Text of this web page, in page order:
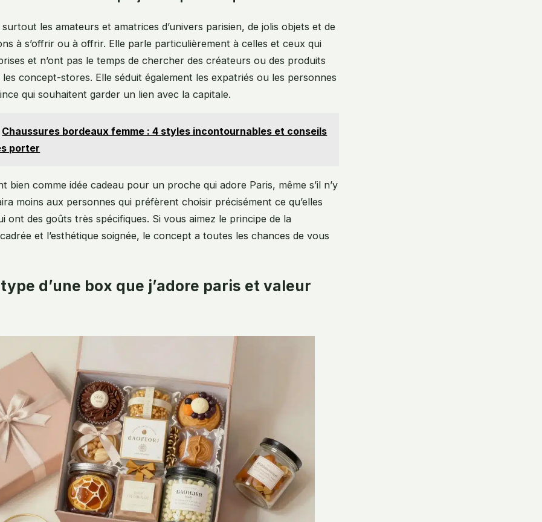
les amateurs et amatrices d’univers parisien, de jolis objets et de
à s’offrir ou à offrir. Elle parle particulièrement à celles et ceux qui
et n’ont pas le temps de chercher des créateurs ou des produits
concept-stores. Elle séduit également les expatriés ou les personnes
qui souhaitent garder un lien avec la capitale.
Chaussures bordeaux femme : 4 styles incontournables et conseils
porter
bien comme idée cadeau pour un proche qui adore Paris, même s’il n’y
moins aux personnes qui préfèrent choisir précisément ce qu’elles
ont des goûts très spécifiques. Si vous aimez le principe de la
et l’esthétique soignée, le concept a toutes les chances de vous
d’une box que j’adore paris et valeur